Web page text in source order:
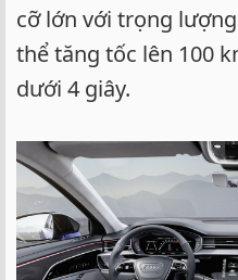
cỡ lớn với trọng
thể tăng tốc lên 100
dưới 4 giây.